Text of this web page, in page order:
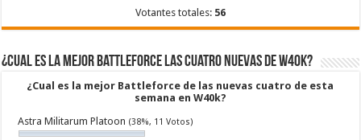
Votantes totales: 56
¿Cual es la mejor Battleforce las cuatro nuevas de W40k?
¿Cual es la mejor Battleforce de las nuevas cuatro de esta
semana en W40k?
Astra Militarum Platoon (38%, 11 Votos)